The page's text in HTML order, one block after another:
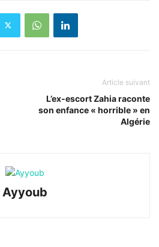
Article suivant
L’ex-escort Zahia raconte
son enfance « horrible » en
Algérie
Ayyoub